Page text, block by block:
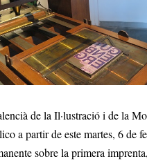
de la Il·lustració i de la
a partir de este martes, 6 de
sobre la primera